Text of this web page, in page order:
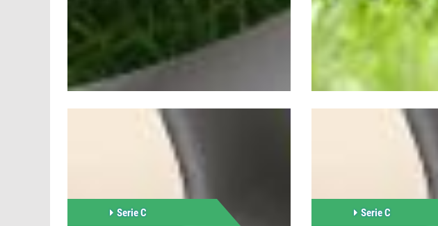
Serie C Serie C